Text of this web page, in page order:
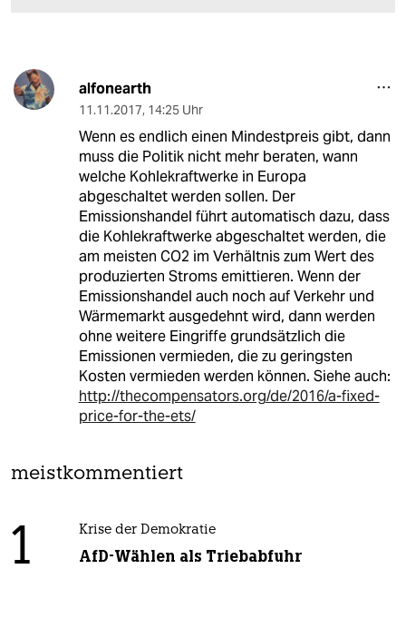
alfonearth
11.11.2017, 14:25 Uhr
Wenn es endlich einen Mindestpreis gibt, dann
muss die Politik nicht mehr beraten, wann
welche Kohlekraftwerke in Europa
abgeschaltet werden sollen. Der
Emissionshandel führt automatisch dazu, dass
die Kohlekraftwerke abgeschaltet werden, die
am meisten CO2 im Verhältnis zum Wert des
produzierten Stroms emittieren. Wenn der
Emissionshandel auch noch auf Verkehr und
Wärmemarkt ausgedehnt wird, dann werden
ohne weitere Eingriffe grundsätzlich die
Emissionen vermieden, die zu geringsten
Kosten vermieden werden können. Siehe auch:
http://thecompensators.org/de/2016/a-fixed-
price-for-the-ets/
meistkommentiert
1 Krise der Demokratie
AfD-Wählen als Triebabfuhr